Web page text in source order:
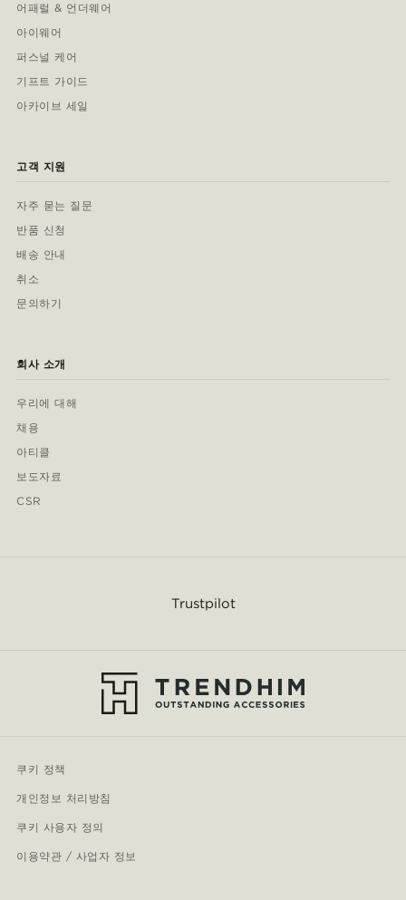
어패럴 & 언더웨어
아이웨어
퍼스널 케어
기프트 가이드
아카이브 세일
고객 지원
자주 묻는 질문
반품 신청
배송 안내
취소
문의하기
회사 소개
우리에 대해
채용
아티클
보도자료
CSR
Trustpilot
쿠키 정책
개인정보 처리방침
쿠키 사용자 정의
이용약관 / 사업자 정보